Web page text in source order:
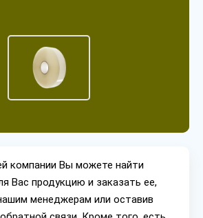
компании Вы можете найти
Вас продукцию и заказать ее,
менеджерам или оставив